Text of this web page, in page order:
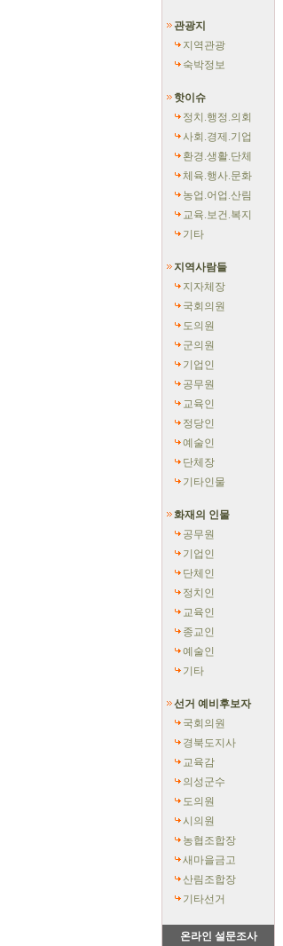
관광지
지역관광
숙박정보
핫이슈
정치.행정.의회
사회.경제.기업
환경.생활.단체
체육.행사.문화
농업.어업.산림
교육.보건.복지
기타
지역사람들
지자체장
국회의원
도의원
군의원
기업인
공무원
교육인
정당인
예술인
단체장
기타인물
화재의 인물
공무원
기업인
단체인
정치인
교육인
종교인
예술인
기타
선거 예비후보자
국회의원
경북도지사
교육감
의성군수
도의원
시의원
농협조합장
새마을금고
산림조합장
기타선거
온라인 설문조사